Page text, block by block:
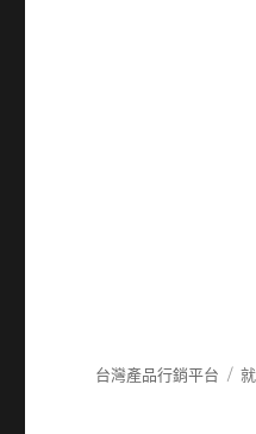
台灣產品行銷平台